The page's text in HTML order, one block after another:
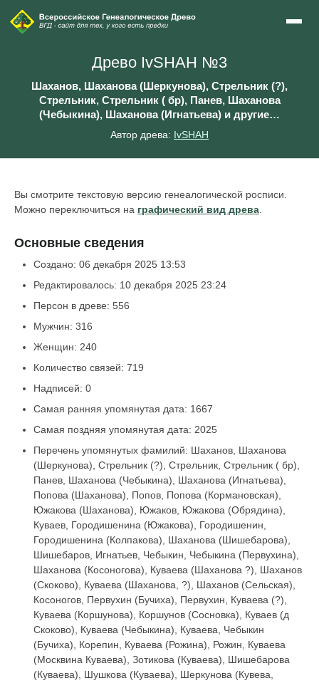
Древо IvSHAH №3
Шаханов, Шаханова (Шеркунова), Стрельник (?),
Стрельник, Стрельник ( бр), Панев, Шаханова
(Чебыкина), Шаханова (Игнатьева) и другие…
Автор древа: IvSHAH
Вы смотрите текстовую версию генеалогической росписи.
Можно переключиться на графический вид древа
Основные сведения
Создано: 06 декабря 2025 13:53
Редактировалось: 10 декабря 2025 23:24
Персон в древе: 556
Мужчин: 316
Женщин: 240
Количество связей: 719
Надписей: 0
Самая ранняя упомянутая дата: 1667
Самая поздняя упомянутая дата: 2025
Перечень упомянутых фамилий: Шаханов, Шаханова
(Шеркунова), Стрельник (?), Стрельник, Стрельник ( бр),
Панев, Шаханова (Чебыкина), Шаханова (Игнатьева),
Попова (Шаханова), Попов, Попова (Кормановская),
Южакова (Шаханова), Южаков, Южакова (Обрядина),
Куваев, Городишенина (Южакова), Городишенин,
Городишенина (Колпакова), Шаханова (Шишебарова),
Шишебаров, Игнатьев, Чебыкин, Чебыкина (Первухина),
Шаханова (Косоногова), Куваева (Шаханова ?), Шаханов
(Скоково), Куваева (Шаханова, ?), Шаханов (Сельская),
Косоногов, Первухин (Бучиха), Первухин, Куваева (?),
Куваева (Коршунова), Коршунов (Сосновка), Куваев (д
Скоково), Куваева (Чебыкина), Куваева, Чебыкин
(Бучиха), Корепин, Куваева (Рожина), Рожин, Куваева
(Москвина Куваева), Зотикова (Куваева), Шишебарова
(Куваева), Шушкова (Куваева), Шеркунова (Кувева,